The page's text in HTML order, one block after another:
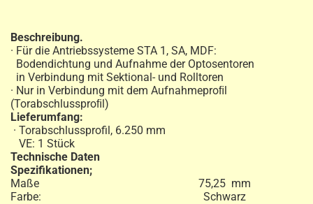
Beschreibung.
· Für die Antriebssysteme STA 1, SA, MDF:
Bodendichtung und Aufnahme der Optosentoren
in Verbindung mit Sektional- und Rolltoren
· Nur in Verbindung mit dem Aufnahmeproﬁl
(Torabschlussproﬁl)
Lieferumfang:
· Torabschlussprofil, 6.250 mm
VE: 1 Stück
Technische Daten
Spezifikationen;
Maße 75,25 mm
Farbe: Schwarz